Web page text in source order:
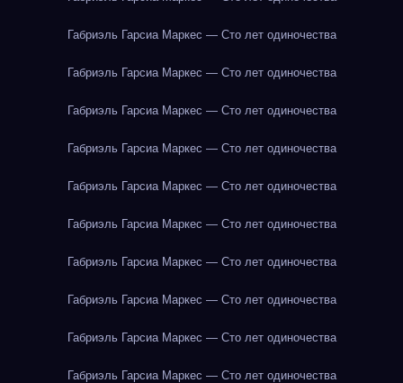
Габриэль Гарсиа Маркес — Сто лет одиночества
Габриэль Гарсиа Маркес — Сто лет одиночества
Габриэль Гарсиа Маркес — Сто лет одиночества
Габриэль Гарсиа Маркес — Сто лет одиночества
Габриэль Гарсиа Маркес — Сто лет одиночества
Габриэль Гарсиа Маркес — Сто лет одиночества
Габриэль Гарсиа Маркес — Сто лет одиночества
Габриэль Гарсиа Маркес — Сто лет одиночества
Габриэль Гарсиа Маркес — Сто лет одиночества
Габриэль Гарсиа Маркес — Сто лет одиночества